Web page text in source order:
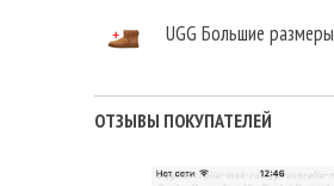
UGG Большие размеры
ОТЗЫВЫ ПОКУПАТЕЛЕЙ